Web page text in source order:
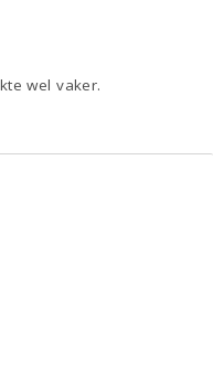
wel vaker.